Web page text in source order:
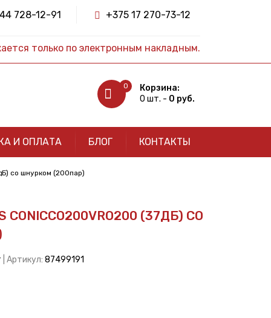
728-12-91 +375 17 270-73-12
только по электронным накладным.
0
Корзина:
0 шт. - 0 руб.
И ОПЛАТА БЛОГ КОНТАКТЫ
со шнурком (200пар)
(37ДБ) СО
| Артикул: 87499191